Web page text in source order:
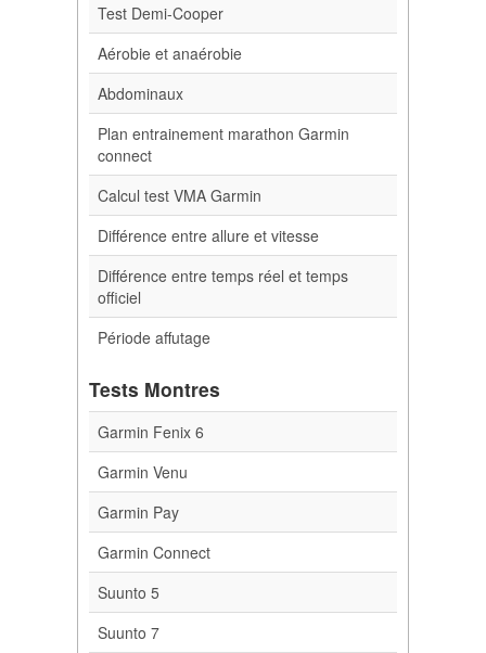
Test Demi-Cooper
Aérobie et anaérobie
Abdominaux
Plan entrainement marathon Garmin
connect
Calcul test VMA Garmin
Différence entre allure et vitesse
Différence entre temps réel et temps
officiel
Période affutage
Tests Montres
Garmin Fenix 6
Garmin Venu
Garmin Pay
Garmin Connect
Suunto 5
Suunto 7